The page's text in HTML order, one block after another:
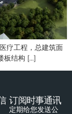
疗工程，总建筑面
板结构 […]
订阅时事通讯
定期给您发送公